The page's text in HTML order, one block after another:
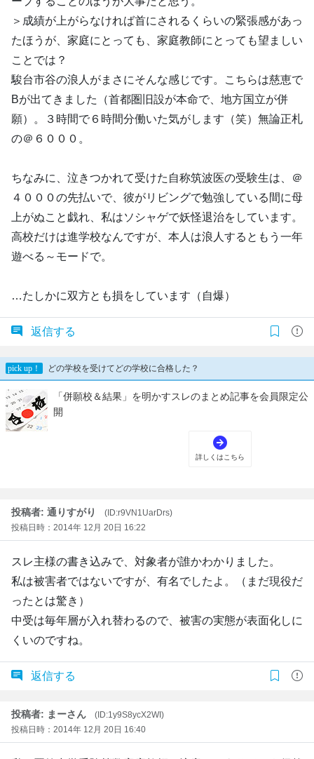
＞成績が上がらなければ首にされるくらいの緊張感があっ
たほうが、家庭にとっても、家庭教師にとっても望ましい
ことでは？
駿台市谷の浪人がまさにそんな感じです。こちらは慈恵で
Bが出てきました（首都圏旧設が本命で、地方国立が併
願）。３時間で６時間分働いた気がします（笑）無論正札
の＠６０００。
ちなみに、泣きつかれて受けた自称筑波医の受験生は、＠
４０００の先払いで、彼がリビングで勉強している間に母
上がぬこと戯れ、私はソシャゲで妖怪退治をしています。
高校だけは進学校なんですが、本人は浪人するともう一年
遊べる～モードで。
…たしかに双方とも損をしています（自爆）
返信する
投稿者: 通りすがり
(ID:r9VN1UarDrs)
投稿日時：2014年 12月 20日 16:22
スレ主様の書き込みで、対象者が誰かわかりました。
私は被害者ではないですが、有名でしたよ。（まだ現役だ
ったとは驚き）
中受は毎年層が入れ替わるので、被害の実態が表面化しに
くいのですね。
返信する
投稿者: まーさん
(ID:1y9S8ycX2WI)
投稿日時：2014年 12月 20日 16:40